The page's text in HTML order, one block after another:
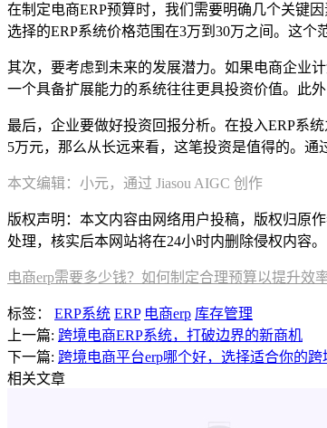
在制定电商ERP预算时，我们需要明确几个关键
选择的ERP系统价格范围在3万到30万之间。这
其次，要考虑到未来的发展潜力。如果电商企业
一个具备扩展能力的系统往往更具投资价值。此
最后，企业要做好投资回报分析。在投入ERP系
5万元，那么从长远来看，这笔投资是值得的。通
本文编辑：小元，通过 Jiasou AIGC 创作
版权声明：本文内容由网络用户投稿，版权归原
处理，核实后本网站将在24小时内删除侵权内容。
电商erp需要多少钱？如何制定合理预算以提升效
标签： ERP系统 ERP 电商erp 库存管理
上一篇: 跨境电商ERP系统，打破边界的新商机
下一篇: 跨境电商平台erp哪个好，选择适合你的跨
相关文章